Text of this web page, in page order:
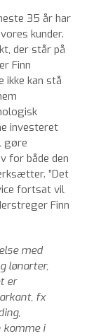
35 år har
kunder.
der står på
Finn
ikke kan stå
investeret
gøre
for både den
”Det
fortsat vil
Finn
med
lønarter,
er
fx
komme i